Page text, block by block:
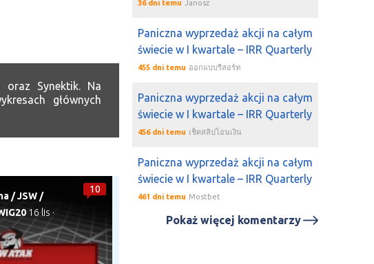
oraz Synektik. Na
głównych
10
/JSW /
16 lis ·
36 dni temu Janosz
Paniczna wyprzedaż akcji na całym
świecie w I kwartale – IRR Quarterly
455 dni temu ออกแบบรีสอร์ท
Paniczna wyprzedaż akcji na całym
świecie w I kwartale – IRR Quarterly
456 dni temu เช็คสลิปโอนเงิน
Paniczna wyprzedaż akcji na całym
świecie w I kwartale – IRR Quarterly
461 dni temu Mostbet
Pokaż więcej komentarzy